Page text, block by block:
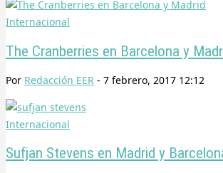
Internacional
The Cranberries en Barcelona y
Por Redacción EER - 7 febrero, 2017 12:12
Internacional
Sufjan Stevens en Madrid y